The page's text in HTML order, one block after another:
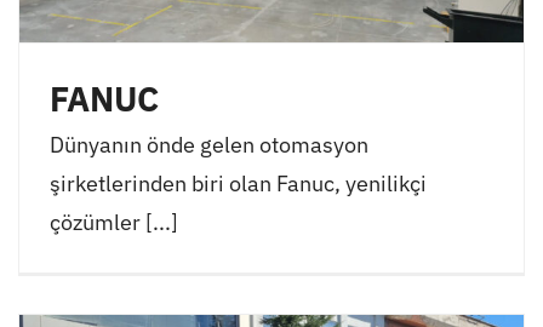
FANUC
Dünyanın önde gelen otomasyon
şirketlerinden biri olan Fanuc, yenilikçi
çözümler [...]